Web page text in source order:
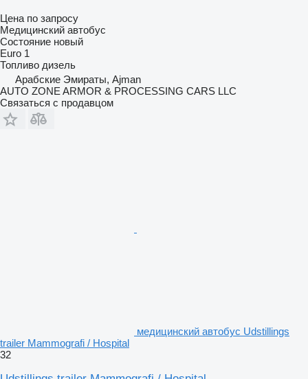
Цена по запросу
Медицинский автобус
Состояние новый
Euro 1
Топливо дизель
Арабские Эмираты, Ajman
AUTO ZONE ARMOR & PROCESSING CARS LLC
Связаться с продавцом
медицинский автобус Udstillings
trailer Mammografi / Hospital
32